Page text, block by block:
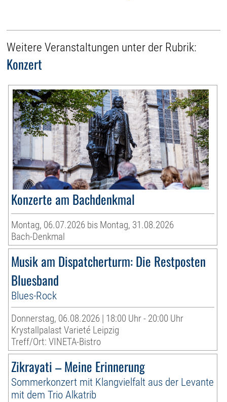
Weitere Veranstaltungen unter der Rubrik:
Konzert
Konzerte am Bachdenkmal
Montag, 06.07.2026 bis Montag, 31.08.2026
Bach-Denkmal
Musik am Dispatcherturm: Die Restposten
Bluesband
Blues-Rock
Donnerstag, 06.08.2026 | 18:00 Uhr - 20:00 Uhr
Krystallpalast Varieté Leipzig
Treff/Ort: VINETA-Bistro
Zikrayati – Meine Erinnerung
Sommerkonzert mit Klangvielfalt aus der Levante
mit dem Trio Alkatrib